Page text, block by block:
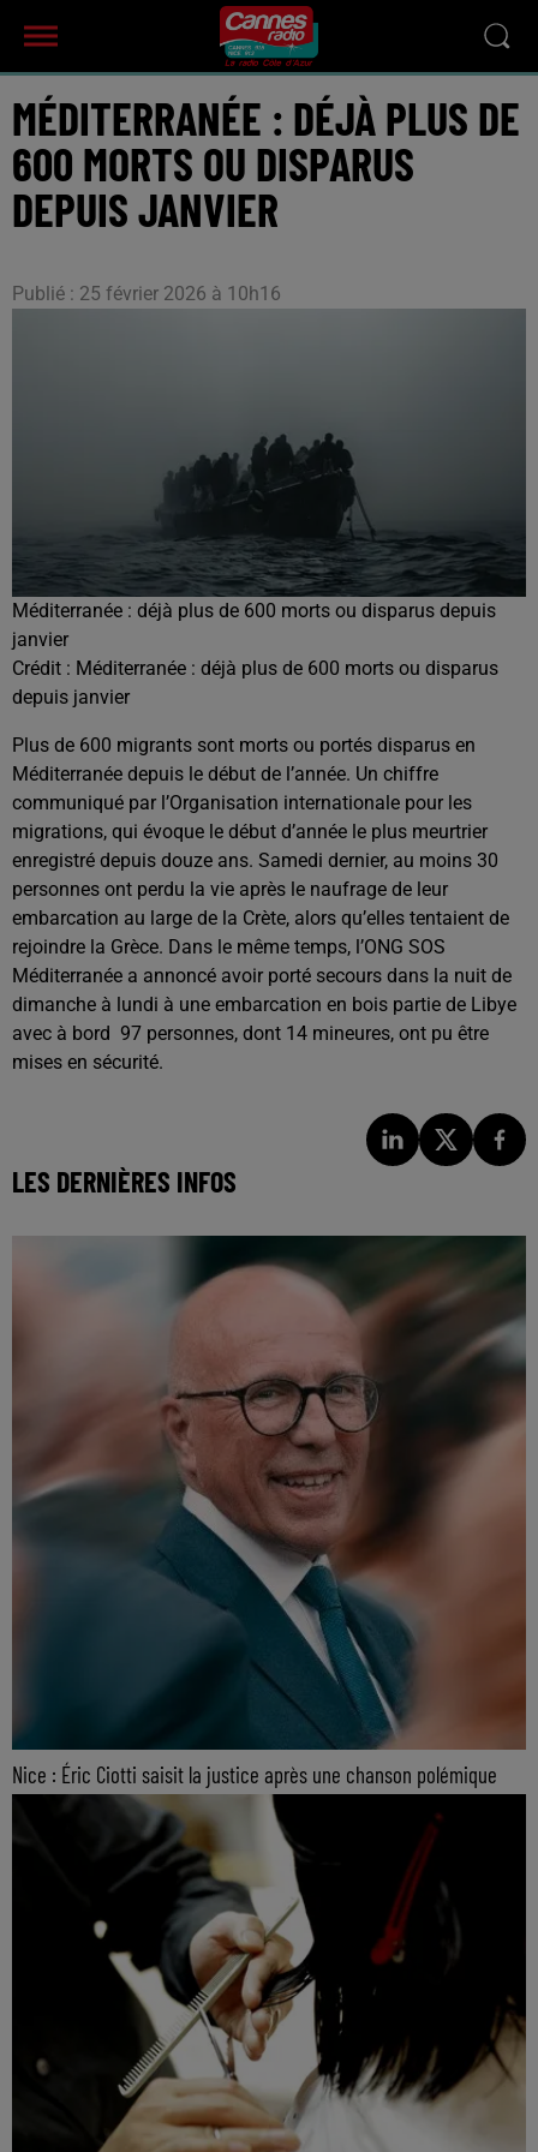
MÉDITERRANÉE : DÉJÀ PLUS DE
600 MORTS OU DISPARUS
DEPUIS JANVIER
Publié : 25 février 2026 à 10h16
Méditerranée : déjà plus de 600 morts ou disparus depuis
janvier
Crédit : Méditerranée : déjà plus de 600 morts ou disparus
depuis janvier
Plus de 600 migrants sont morts ou portés disparus en
Méditerranée depuis le début de l’année. Un chiffre
communiqué par l’Organisation internationale pour les
migrations, qui évoque le début d’année le plus meurtrier
enregistré depuis douze ans. Samedi dernier, au moins 30
personnes ont perdu la vie après le naufrage de leur
embarcation au large de la Crète, alors qu’elles tentaient de
rejoindre la Grèce. Dans le même temps, l’ONG SOS
Méditerranée a annoncé avoir porté secours dans la nuit de
dimanche à lundi à une embarcation en bois partie de Libye
avec à bord 97 personnes, dont 14 mineures, ont pu être
mises en sécurité.
LES DERNIÈRES INFOS
Nice : Éric Ciotti saisit la justice après une chanson polémique